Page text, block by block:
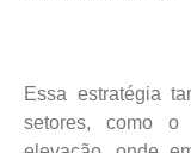
Essa estratégia
setores, como o